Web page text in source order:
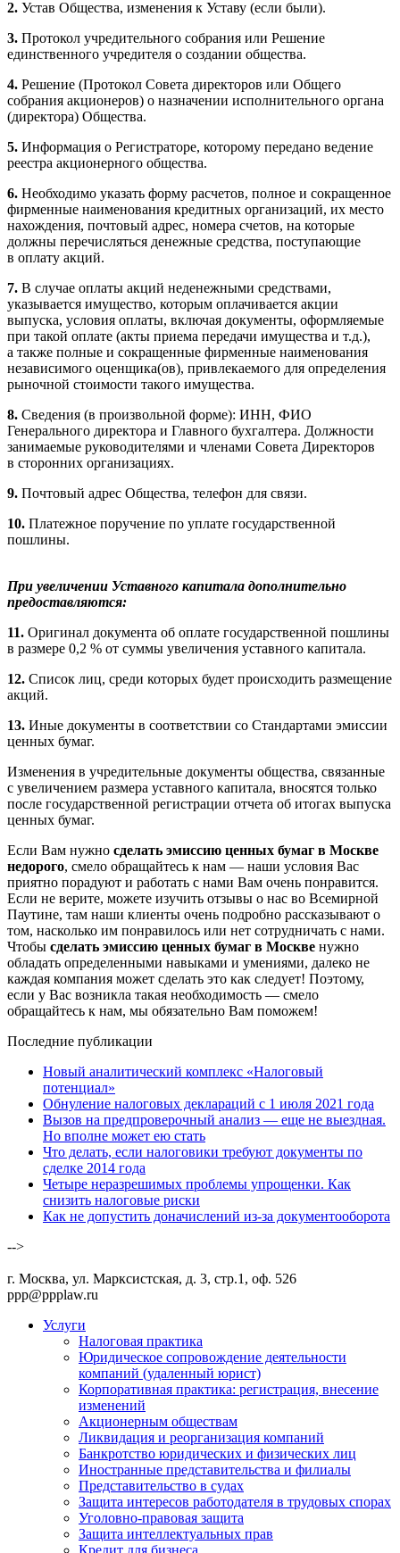
2. Устав Общества, изменения к Уставу (если были).
3. Протокол учредительного собрания или Решение
единственного учредителя о создании общества.
4. Решение (Протокол Совета директоров или Общего
собрания акционеров) о назначении исполнительного органа
(директора) Общества.
5. Информация о Регистраторе, которому передано ведение
реестра акционерного общества.
6. Необходимо указать форму расчетов, полное и сокращенное
фирменные наименования кредитных организаций, их место
нахождения, почтовый адрес, номера счетов, на которые
должны перечисляться денежные средства, поступающие
в оплату акций.
7. В случае оплаты акций неденежными средствами,
указывается имущество, которым оплачивается акции
выпуска, условия оплаты, включая документы, оформляемые
при такой оплате (акты приема передачи имущества и т.д.),
а также полные и сокращенные фирменные наименования
независимого оценщика(ов), привлекаемого для определения
рыночной стоимости такого имущества.
8. Сведения (в произвольной форме): ИНН, ФИО
Генерального директора и Главного бухгалтера. Должности
занимаемые руководителями и членами Совета Директоров
в сторонних организациях.
9. Почтовый адрес Общества, телефон для связи.
10. Платежное поручение по уплате государственной
пошлины.
При увеличении Уставного капитала дополнительно
предоставляются:
11. Оригинал документа об оплате государственной пошлины
в размере 0,2 % от суммы увеличения уставного капитала.
12. Список лиц, среди которых будет происходить размещение
акций.
13. Иные документы в соответствии со Стандартами эмиссии
ценных бумаг.
Изменения в учредительные документы общества, связанные
с увеличением размера уставного капитала, вносятся только
после государственной регистрации отчета об итогах выпуска
ценных бумаг.
Если Вам нужно сделать эмиссию ценных бумаг в Москве
недорого, смело обращайтесь к нам — наши условия Вас
приятно порадуют и работать с нами Вам очень понравится.
Если не верите, можете изучить отзывы о нас во Всемирной
Паутине, там наши клиенты очень подробно рассказывают о
том, насколько им понравилось или нет сотрудничать с нами.
Чтобы сделать эмиссию ценных бумаг в Москве нужно
обладать определенными навыками и умениями, далеко не
каждая компания может сделать это как следует! Поэтому,
если у Вас возникла такая необходимость — смело
обращайтесь к нам, мы обязательно Вам поможем!
Последние публикации
Новый аналитический комплекс «Налоговый
потенциал»
Обнуление налоговых деклараций с 1 июля 2021 года
Вызов на предпроверочный анализ — еще не выездная.
Но вполне может ею стать
Что делать, если налоговики требуют документы по
сделке 2014 года
Четыре неразрешимых проблемы упрощенки. Как
снизить налоговые риски
Как не допустить доначислений из-за документооборота
-->
г. Москва, ул. Марксистская, д. 3, стр.1, оф. 526
ppp@ppplaw.ru
Услуги
Налоговая практика
Юридическое сопровождение деятельности
компаний (удаленный юрист)
Корпоративная практика: регистрация, внесение
изменений
Акционерным обществам
Ликвидация и реорганизация компаний
Банкротство юридических и физических лиц
Иностранные представительства и филиалы
Представительство в судах
Защита интересов работодателя в трудовых спорах
Уголовно-правовая защита
Защита интеллектуальных прав
Кредит для бизнеса